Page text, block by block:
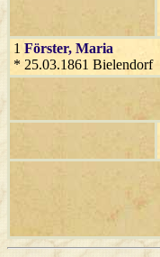
1 Förster, Maria
* 25.03.1861 Bielendorf